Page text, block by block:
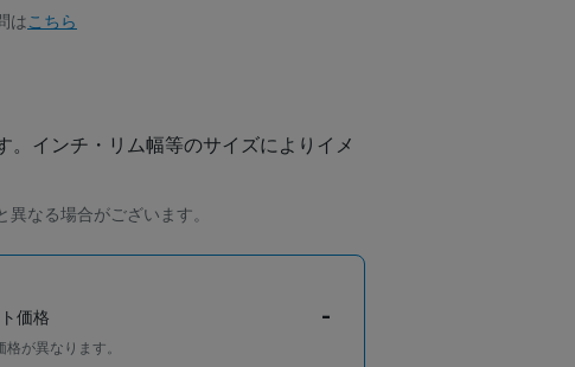
は こちら
。インチ・リム幅等のサイズによりイメ
なる場合がございます。
価格
が異なります。
-